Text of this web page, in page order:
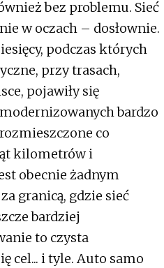
bez problemu. Sieć
w oczach – dosłownie.
podczas których
przy trasach,
pojawiły się
bardzo
co
kilometrów i
obecnie żadnym
granicą, gdzie sieć
bardziej
to czysta
cel... i tyle. Auto samo